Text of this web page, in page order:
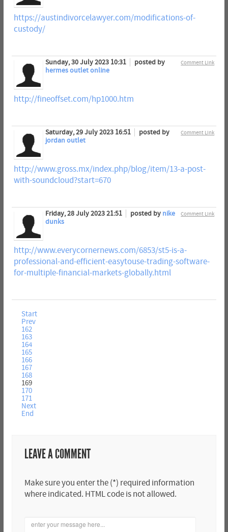
https://austindivorcelawyer.com/modifications-of-
custody/
Comment Link
Sunday, 30 July 2023 10:31
posted by
hermes outlet online
http://fineoffset.com/hp1000.htm
Comment Link
Saturday, 29 July 2023 16:51
posted by
jordan outlet
http://www.gross.mx/index.php/blog/item/13-a-post-
with-soundcloud?start=670
Comment Link
Friday, 28 July 2023 21:51 posted by nike
dunks
http://www.everycornernews.com/6853/st5-is-a-
professional-and-efficient-easytouse-trading-software-
for-multiple-financial-markets-globally.html
Start
Prev
162
163
164
165
166
167
168
169
170
171
Next
End
LEAVE A COMMENT
Make sure you enter the (*) required information
where indicated. HTML code is not allowed.